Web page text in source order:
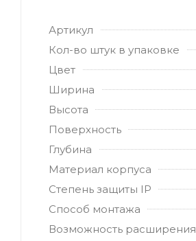
Артикул
Кол-во штук в упаковке
Цвет
Ширина
Высота
Поверхность
Глубина
Материал корпуса
Степень защиты IP
Способ монтажа
Возможность расширения